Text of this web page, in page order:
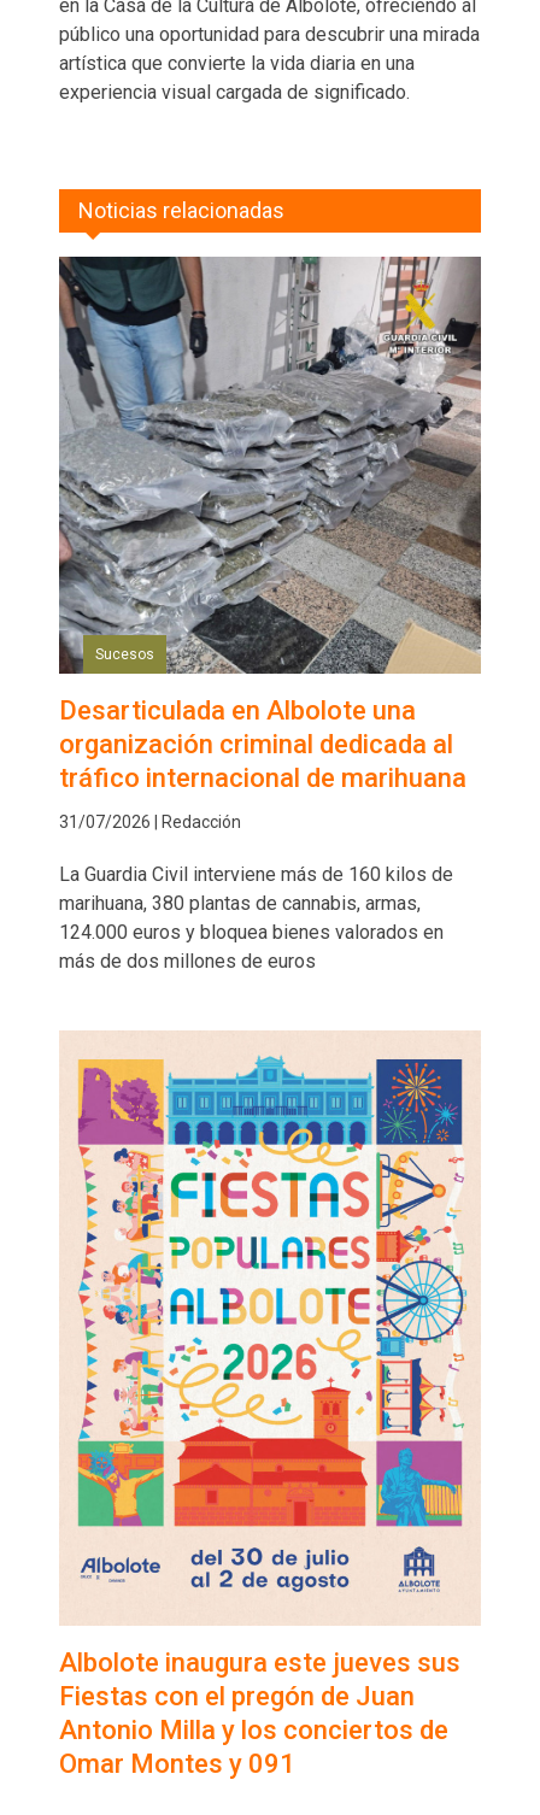
en la Casa de la Cultura de Albolote, ofreciendo al
público una oportunidad para descubrir una mirada
artística que convierte la vida diaria en una
experiencia visual cargada de significado.
Noticias relacionadas
Sucesos
Desarticulada en Albolote una
organización criminal dedicada al
tráfico internacional de marihuana
31/07/2026 | Redacción
La Guardia Civil interviene más de 160 kilos de
marihuana, 380 plantas de cannabis, armas,
124.000 euros y bloquea bienes valorados en
más de dos millones de euros
Albolote inaugura este jueves sus
Fiestas con el pregón de Juan
Antonio Milla y los conciertos de
Omar Montes y 091